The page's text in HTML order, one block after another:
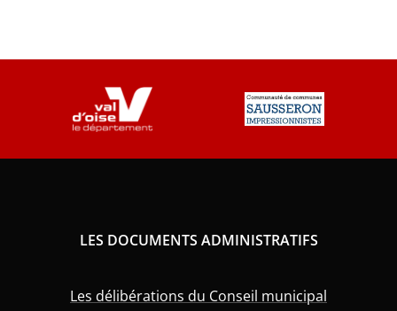
LES DOCUMENTS ADMINISTRATIFS
Les délibérations du Conseil municipal